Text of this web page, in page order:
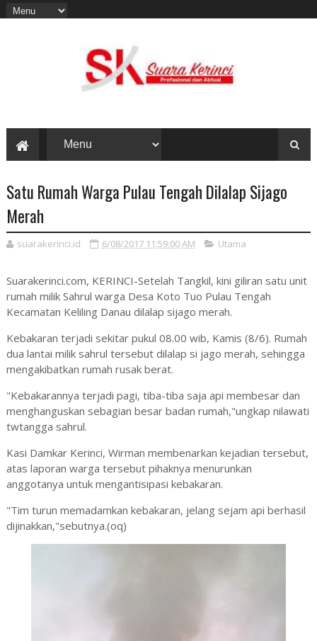
Satu Rumah Warga Pulau Tengah Dilalap Sijago
Merah
suarakerinci.id 6/08/2017 11:59:00 AM Utama
Suarakerinci.com, KERINCI-Setelah Tangkil, kini giliran satu unit
rumah milik Sahrul warga Desa Koto Tuo Pulau Tengah
Kecamatan Keliling Danau dilalap sijago merah.
Kebakaran terjadi sekitar pukul 08.00 wib, Kamis (8/6). Rumah
dua lantai milik sahrul tersebut dilalap si jago merah, sehingga
mengakibatkan rumah rusak berat.
"Kebakarannya terjadi pagi, tiba-tiba saja api membesar dan
menghanguskan sebagian besar badan rumah,"ungkap nilawati
twtangga sahrul.
Kasi Damkar Kerinci, Wirman membenarkan kejadian tersebut,
atas laporan warga tersebut pihaknya menurunkan
anggotanya untuk mengantisipasi kebakaran.
"Tim turun memadamkan kebakaran, jelang sejam api berhasil
dijinakkan,"sebutnya.(oq)